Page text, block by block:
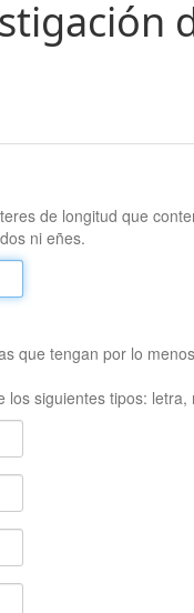
de longitud que
ni eñes.
que tengan por lo
siguientes tipos: letra,